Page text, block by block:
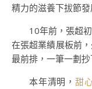
精力的滋養下拔節發
10年前，張超
在張超業績展板前
最前排，一筆一劃抄
本年清明， 甜